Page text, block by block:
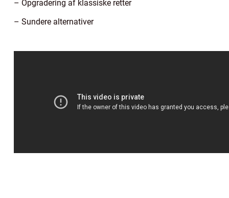
– Opgradering af klassiske retter
– Sundere alternativer